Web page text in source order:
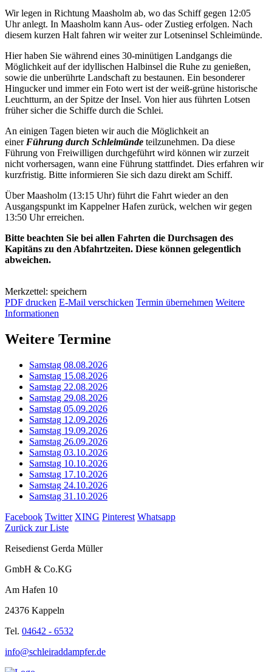
Wir legen in Richtung Maasholm ab, wo das Schiff gegen 12:05
Uhr anlegt. In Maasholm kann Aus- oder Zustieg erfolgen. Nach
diesem kurzen Halt fahren wir weiter zur Lotseninsel Schleimünde.
Hier haben Sie während eines 30-minütigen Landgangs die
Möglichkeit auf der idyllischen Halbinsel die Ruhe zu genießen,
sowie die unberührte Landschaft zu bestaunen. Ein besonderer
Hingucker und immer ein Foto wert ist der weiß-grüne historische
Leuchtturm, an der Spitze der Insel. Von hier aus führten Lotsen
früher sicher die Schiffe durch die Schlei.
An einigen Tagen bieten wir auch die Möglichkeit an
einer Führung durch Schleimünde teilzunehmen. Da diese
Führung von Freiwilligen durchgeführt wird können wir zurzeit
nicht vorhersagen, wann eine Führung stattfindet. Dies erfahren wir
kurzfristig. Bitte informieren Sie sich dazu direkt am Schiff.
Über Maasholm (13:15 Uhr) führt die Fahrt wieder an den
Ausgangspunkt im Kappelner Hafen zurück, welchen wir gegen
13:50 Uhr erreichen.
Bitte beachten Sie bei allen Fahrten die Durchsagen des
Kapitäns zu den Abfahrtzeiten. Diese können gelegentlich
abweichen.
Merkzettel: speichern
PDF drucken E-Mail verschicken Termin übernehmen Weitere
Informationen
Weitere Termine
Samstag 08.08.2026
Samstag 15.08.2026
Samstag 22.08.2026
Samstag 29.08.2026
Samstag 05.09.2026
Samstag 12.09.2026
Samstag 19.09.2026
Samstag 26.09.2026
Samstag 03.10.2026
Samstag 10.10.2026
Samstag 17.10.2026
Samstag 24.10.2026
Samstag 31.10.2026
Facebook Twitter XING Pinterest Whatsapp
Zurück zur Liste
Reisedienst Gerda Müller
GmbH & Co.KG
Am Hafen 10
24376 Kappeln
Tel. 04642 - 6532
info@schleiraddampfer.de